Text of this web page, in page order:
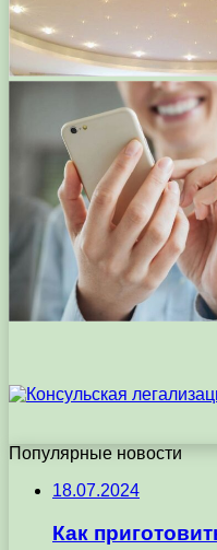
Популярные новости
18.07.2024
Как